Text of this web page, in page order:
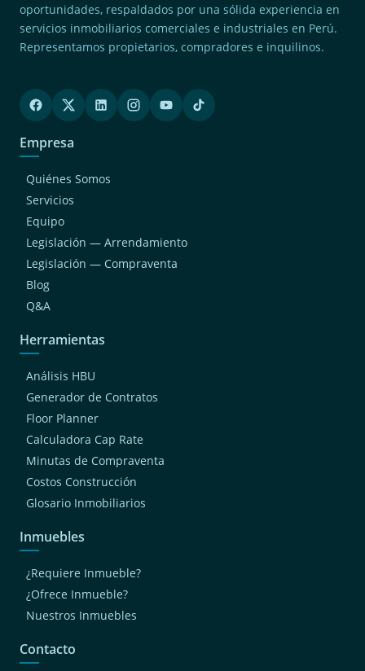
oportunidades, respaldados por una sólida experiencia en
servicios inmobiliarios comerciales e industriales en Perú.
Representamos propietarios, compradores e inquilinos.
Empresa
Quiénes Somos
Servicios
Equipo
Legislación — Arrendamiento
Legislación — Compraventa
Blog
Q&A
Herramientas
Análisis HBU
Generador de Contratos
Floor Planner
Calculadora Cap Rate
Minutas de Compraventa
Costos Construcción
Glosario Inmobiliarios
Inmuebles
¿Requiere Inmueble?
¿Ofrece Inmueble?
Nuestros Inmuebles
Contacto